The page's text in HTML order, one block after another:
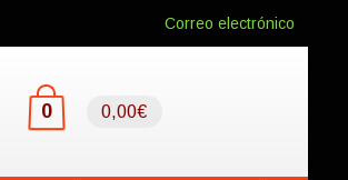
Correo electrónico
0 0,00€